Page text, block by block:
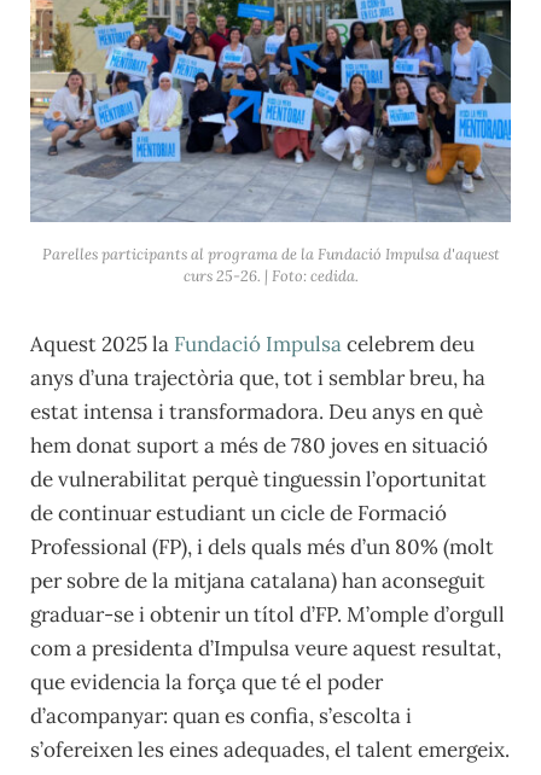
Parelles participants al programa de la Fundació Impulsa d'aquest
curs 25-26. | Foto: cedida.
Aquest 2025 la Fundació Impulsacelebrem deu
anys d’una trajectòria que, tot i semblar breu, ha
estat intensa i transformadora. Deu anys en què
hem donat suport a més de 780 joves en situació
de vulnerabilitat perquè tinguessin l’oportunitat
de continuar estudiant un cicle de Formació
Professional (FP), i dels quals més d’un 80% (molt
per sobre de la mitjana catalana) han aconseguit
graduar-se i obtenir un títol d’FP. M’omple d’orgull
com a presidenta d’Impulsa veure aquest resultat,
que evidencia la força que té el poder
d’acompanyar: quan es confia, s’escolta i
s’ofereixen les eines adequades, el talent emergeix.